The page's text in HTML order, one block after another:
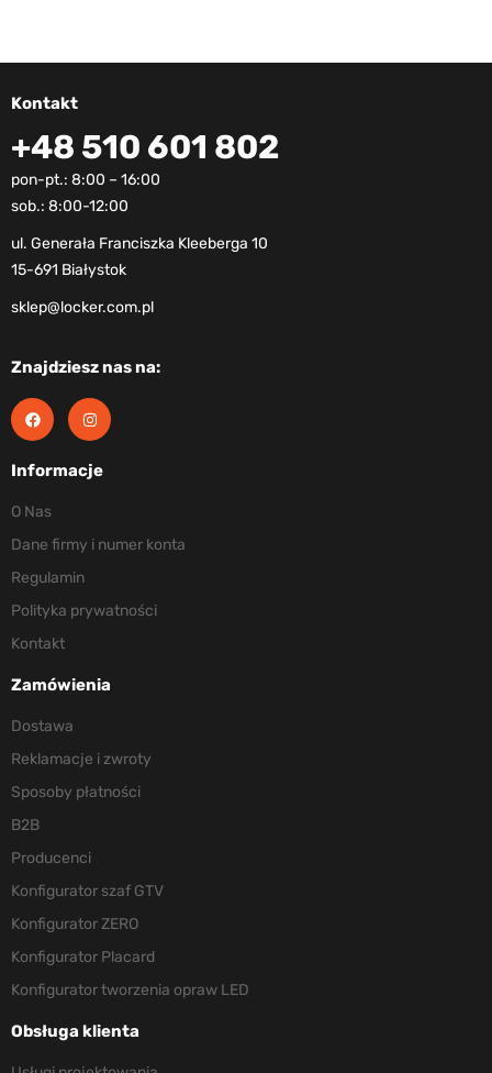
Kontakt
+48 510 601 802
pon-pt.: 8:00 – 16:00
sob.: 8:00-12:00
ul. Generała Franciszka Kleeberga 10
15-691 Białystok
sklep@locker.com.pl
Znajdziesz nas na:
Informacje
O Nas
Dane firmy i numer konta
Regulamin
Polityka prywatności
Kontakt
Zamówienia
Dostawa
Reklamacje i zwroty
Sposoby płatności
B2B
Producenci
Konfigurator szaf GTV
Konfigurator ZERO
Konfigurator Placard
Konfigurator tworzenia opraw LED
Obsługa klienta